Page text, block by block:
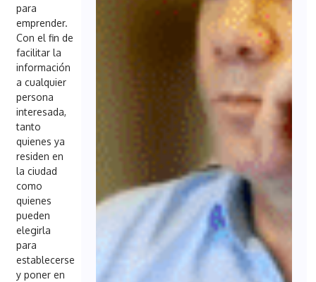
para
emprender.
Con el fin de
facilitar la
información
a cualquier
persona
interesada,
tanto
quienes ya
residen en
la ciudad
como
quienes
pueden
elegirla
para
establecerse
y poner en